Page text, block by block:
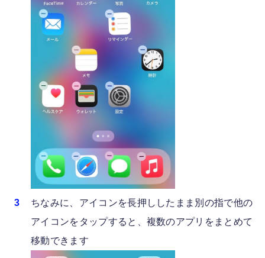
ちなみに、アイコンを長押ししたまま別の指で他の
アイコンをタップすると、複数のアプリをまとめて
移動できます